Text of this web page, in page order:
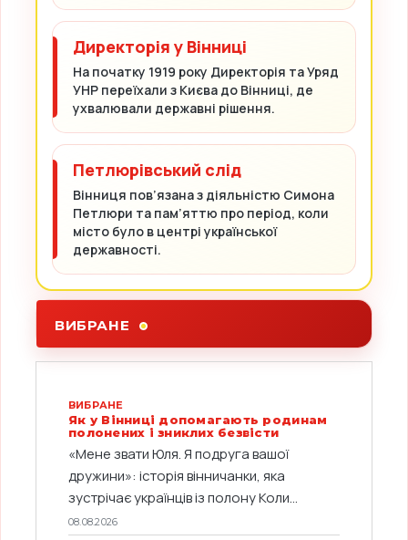
Директорія у Вінниці
На початку 1919 року Директорія та Уряд
УНР переїхали з Києва до Вінниці, де
ухвалювали державні рішення.
Петлюрівський слід
Вінниця пов’язана з діяльністю Симона
Петлюри та пам’яттю про період, коли
місто було в центрі української
державності.
ВИБРАНЕ
ВИБРАНЕ
Як у Вінниці допомагають родинам
полонених і зниклих безвісти
«Мене звати Юля. Я подруга вашої
дружини»: історія вінничанки, яка
зустрічає українців із полону Коли...
08.08.2026